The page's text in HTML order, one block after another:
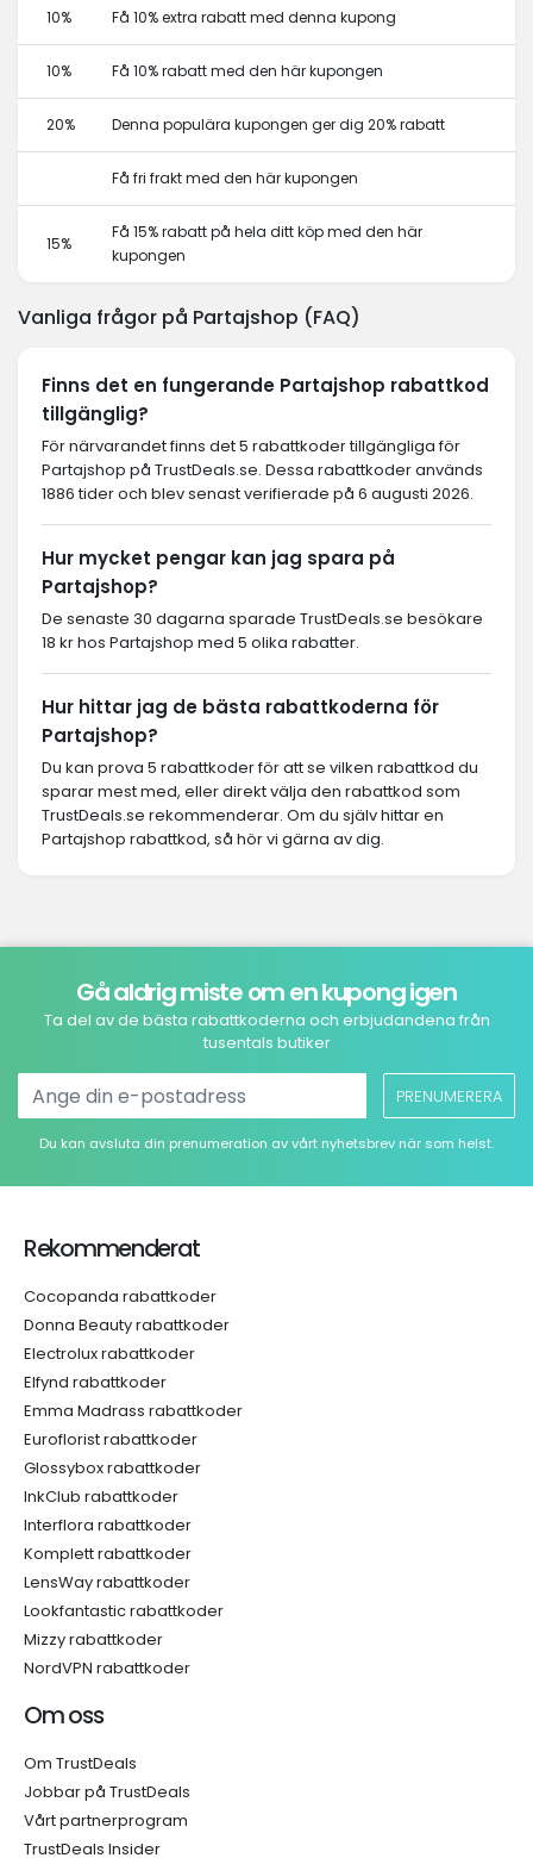
10% Få 10% extra rabatt med denna kupong
10% Få 10% rabatt med den här kupongen
20% Denna populära kupongen ger dig 20% rabatt
Få fri frakt med den här kupongen
15%
Få 15% rabatt på hela ditt köp med den här
kupongen
Vanliga frågor på Partajshop (FAQ)
Finns det en fungerande Partajshop rabattkod
tillgänglig?
För närvarandet finns det 5 rabattkoder tillgängliga för
Partajshop på TrustDeals.se. Dessa rabattkoder används
1886 tider och blev senast verifierade på 6 augusti 2026.
Hur mycket pengar kan jag spara på
Partajshop?
De senaste 30 dagarna sparade TrustDeals.se besökare
18 kr hos Partajshop med 5 olika rabatter.
Hur hittar jag de bästa rabattkoderna för
Partajshop?
Du kan prova 5 rabattkoder för att se vilken rabattkod du
sparar mest med, eller direkt välja den rabattkod som
TrustDeals.se rekommenderar. Om du själv hittar en
Partajshop rabattkod, så hör vi gärna av dig.
Gå aldrig miste om en kupong igen
Ta del av de bästa rabattkoderna och erbjudandena från
tusentals butiker
PRENUMERERA
Du kan avsluta din prenumeration av vårt nyhetsbrev när som helst.
Rekommenderat
Cocopanda rabattkoder
Donna Beauty rabattkoder
Electrolux rabattkoder
Elfynd rabattkoder
Emma Madrass rabattkoder
Euroflorist rabattkoder
Glossybox rabattkoder
InkClub rabattkoder
Interflora rabattkoder
Komplett rabattkoder
LensWay rabattkoder
Lookfantastic rabattkoder
Mizzy rabattkoder
NordVPN rabattkoder
Om oss
Om TrustDeals
Jobbar på TrustDeals
Vårt partnerprogram
TrustDeals Insider